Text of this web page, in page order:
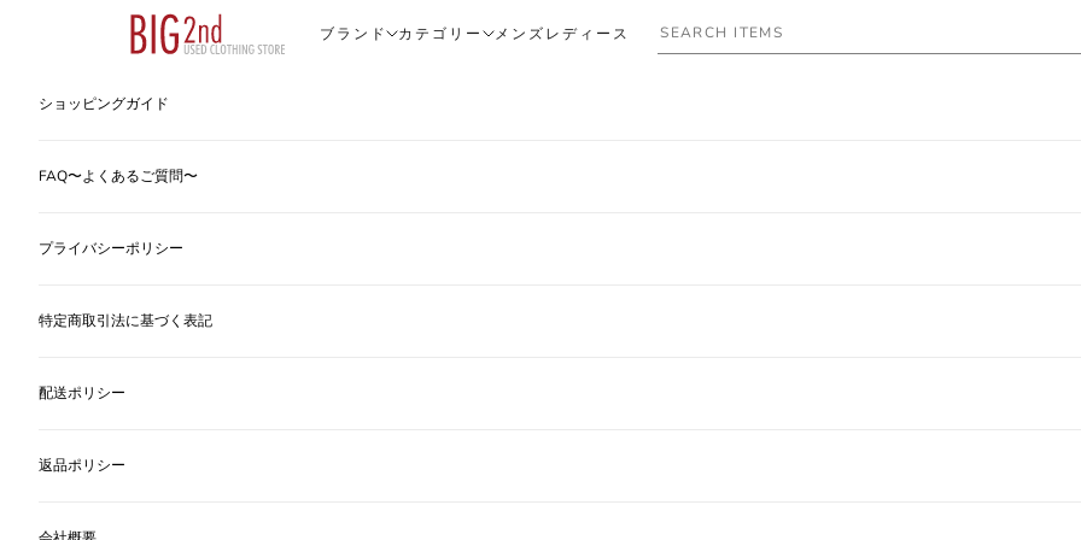
ヴィンテージ古着のオンライン通販なら【公式】古着屋BIG2nd
ブランド カテゴリー メンズレディース
ショッピングガイド
FAQ〜よくあるご質問〜
プライバシーポリシー
特定商取引法に基づく表記
配送ポリシー
返品ポリシー